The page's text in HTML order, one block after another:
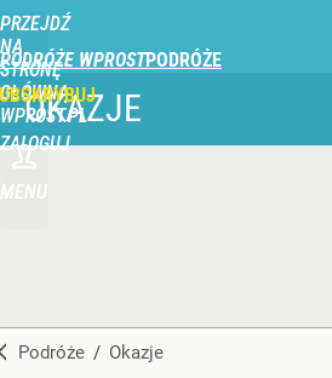
PRZEJDŹ
NA
STRONĘ
GŁÓWNĄ
WPROST.PL
PODRÓŻE WPROST
ZALOGUJ
MENU
OKAZJE
Podróże / Okazje